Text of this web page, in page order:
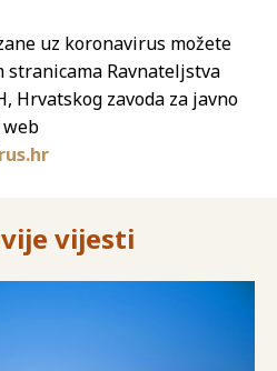
uz koronavirus možete
Ravnateljstva
Hrvatskog zavoda za javno
vijesti